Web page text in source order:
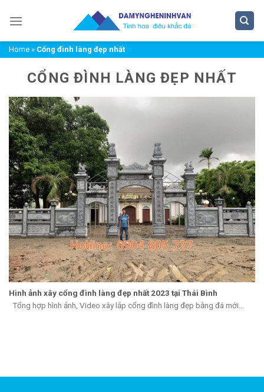
đến
dungHome » Cổng đình làng đẹp nhất
CỔNG ĐÌNH LÀNG ĐẸP NHẤT
Hình ảnh xây cổng đình làng đẹp nhất 2023 tại Thái Bình
Tổng hợp hình ảnh, Video xây lắp cổng đình làng đẹp bằng đá mới...